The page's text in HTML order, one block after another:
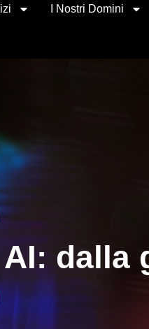
I Nostri Domini
dalla